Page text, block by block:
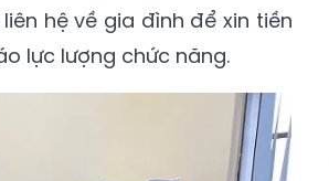
hệ về gia đình để xin tiền
lực lượng chức năng.